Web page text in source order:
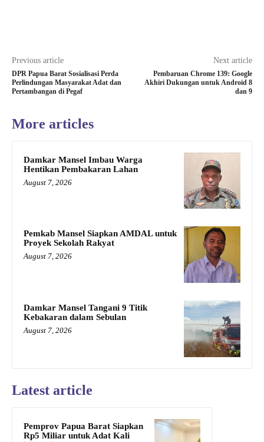
Previous article
DPR Papua Barat Sosialisasi Perda
Perlindungan Masyarakat Adat dan
Pertambangan di Pegaf
Next article
Pembaruan Chrome 139: Google
Akhiri Dukungan untuk Android 8
dan 9
More articles
Damkar Mansel Imbau Warga
Hentikan Pembakaran Lahan
August 7, 2026
Pemkab Mansel Siapkan AMDAL untuk
Proyek Sekolah Rakyat
August 7, 2026
Damkar Mansel Tangani 9 Titik
Kebakaran dalam Sebulan
August 7, 2026
Latest article
Pemprov Papua Barat Siapkan
Rp5 Miliar untuk Adat Kali